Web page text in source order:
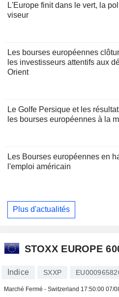
L'Europe finit dans le vert, la
viseur
Les bourses européennes
les investisseurs attentifs aux
Orient
Le Golfe Persique et les
les bourses européennes à la
Les Bourses européennes en
l'emploi américain
Plus d'actualités
STOXX EUROPE
Indice SXXP
Marché Fermé - Switzerland 17:50:00 07/